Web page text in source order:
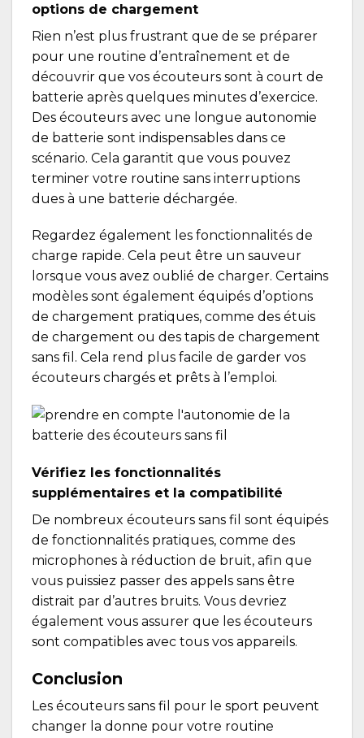
options de chargement
Rien n’est plus frustrant que de se préparer
pour une routine d’entraînement et de
découvrir que vos écouteurs sont à court de
batterie après quelques minutes d’exercice.
Des écouteurs avec une longue autonomie
de batterie sont indispensables dans ce
scénario. Cela garantit que vous pouvez
terminer votre routine sans interruptions
dues à une batterie déchargée.
Regardez également les fonctionnalités de
charge rapide. Cela peut être un sauveur
lorsque vous avez oublié de charger. Certains
modèles sont également équipés d’options
de chargement pratiques, comme des étuis
de chargement ou des tapis de chargement
sans fil. Cela rend plus facile de garder vos
écouteurs chargés et prêts à l’emploi.
Vérifiez les fonctionnalités
supplémentaires et la compatibilité
De nombreux écouteurs sans fil sont équipés
de fonctionnalités pratiques, comme des
microphones à réduction de bruit, afin que
vous puissiez passer des appels sans être
distrait par d’autres bruits. Vous devriez
également vous assurer que les écouteurs
sont compatibles avec tous vos appareils.
Conclusion
Les écouteurs sans fil pour le sport peuvent
changer la donne pour votre routine